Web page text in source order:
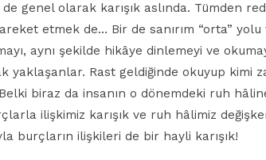
genel olarak karışık aslında. Tümden
etmek de… Bir de sanırım “orta”
aynı şekilde hikâye dinlemeyi ve
yaklaşanlar. Rast geldiğinde okuyup kimi
biraz da insanın o dönemdeki ruh
ilişkimiz karışık ve ruh hâlimiz
burçların ilişkileri de bir hayli karışık!